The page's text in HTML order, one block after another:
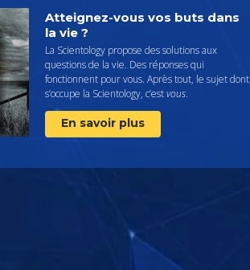
Atteignez-vous vos buts dans
la vie ?
La Scientology propose des solutions aux
questions de la vie. Des réponses qui
fonctionnent pour vous. Après tout, le sujet dont
s’occupe la Scientology, c’estvous.
En savoir plus